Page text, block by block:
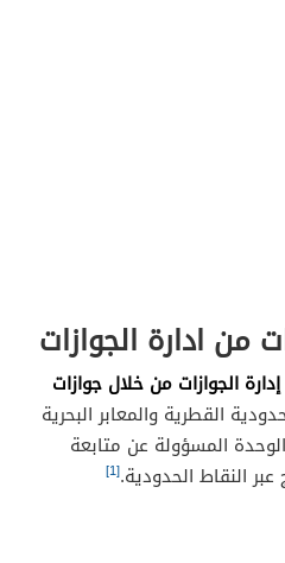
من ادارة الجوازات
الجوازات من خلال جوازات
القطرية والمعابر البحرية
المسؤولة عن متابعة
النقاط الحدودية.[1]